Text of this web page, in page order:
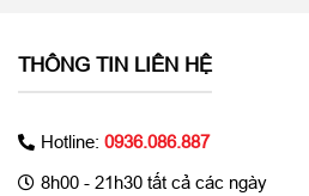
THÔNG TIN LIÊN HỆ
Hotline: 0936.086.887
8h00 - 21h30 tất cả các ngày